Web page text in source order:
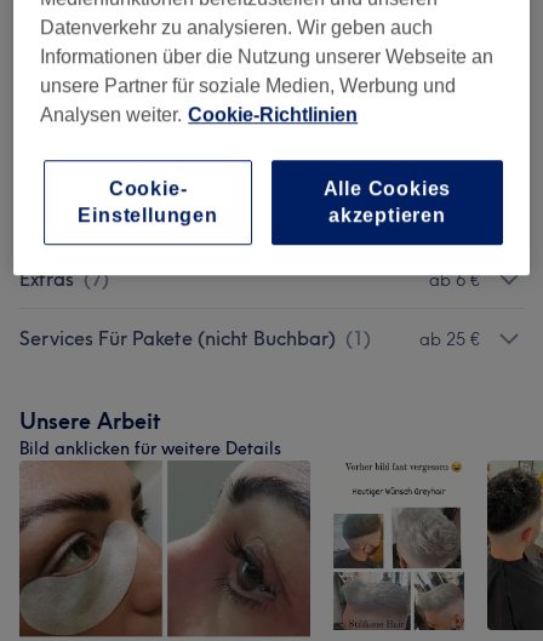
Herren - Haarschnitte & Stylings ( 8) ab 5 €
Kinder - Haarschnitte & Stylings (4)
Haarverlängerungen (11) ab 450 €
Gesichtsbehandlung ( ab 17 €
Extras (7) ab 6 €
Services Für Pakete (nicht Buchbar) (1) ab 25 €
Unsere Arbeit
Bild anklicken für weitere Details
Datenverkehr zu analysieren. Wir geben auch
Informationen über die Nutzung unserer Webseite an
unsere Partner für soziale Medien, Werbung und
Analysen weiter. Cookie-Richtlinien
Cookie-
Einstellungen
Alle Cookies
akzeptieren